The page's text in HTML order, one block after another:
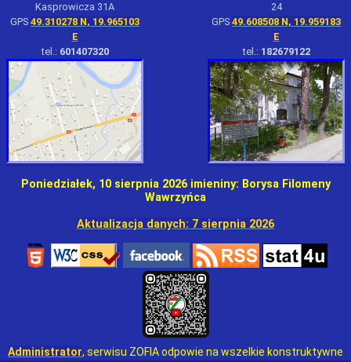
Kasprowicza 31A
24
GPS 49.310278 N, 19.965103
E
GPS 49.608508 N, 19.959183
E
tel.: 601407320 tel.: 182679122
Poniedziałek, 10 sierpnia 2026 imieniny: Borysa Filomeny
Wawrzyńca
Aktualizacja danych: 7 sierpnia 2026
Administrator, serwisu ZOFIA odpowie na wszelkie konstruktywne